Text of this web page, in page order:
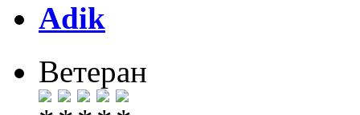
Adik
Ветеран